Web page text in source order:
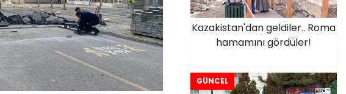
Kazakistan'dan geldiler.. Roma
hamamını gördüler!
GÜNCEL